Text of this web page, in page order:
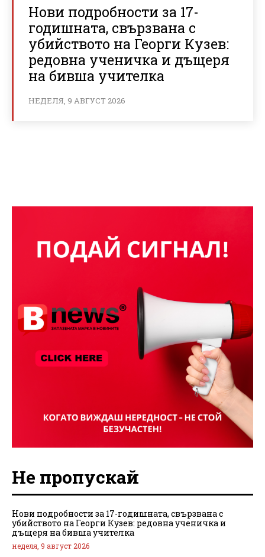
Нови подробности за 17-
годишната, свързвана с
убийството на Георги Кузев:
редовна ученичка и дъщеря
на бивша учителка
НЕДЕЛЯ, 9 АВГУСТ 2026
Не пропускай
Нови подробности за 17-годишната, свързвана с
убийството на Георги Кузев: редовна ученичка и
дъщеря на бивша учителка
неделя, 9 август 2026